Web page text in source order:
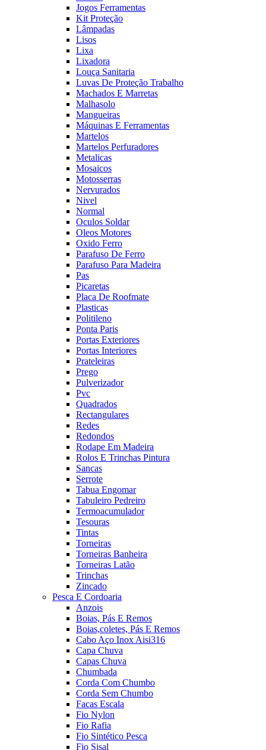
Jogos Ferramentas
Kit Proteção
Lâmpadas
Lisos
Lixa
Lixadora
Louça Sanitaria
Luvas De Proteção Trabalho
Machados E Marretas
Malhasolo
Mangueiras
Máquinas E Ferramentas
Martelos
Martelos Perfuradores
Metalicas
Mosaicos
Motosserras
Nervurados
Nivel
Normal
Oculos Soldar
Oleos Motores
Oxido Ferro
Parafuso De Ferro
Parafuso Para Madeira
Pas
Picaretas
Placa De Roofmate
Plasticas
Politileno
Ponta Paris
Portas Exteriores
Portas Interiores
Prateleiras
Prego
Pulverizador
Pvc
Quadrados
Rectangulares
Redes
Redondos
Rodape Em Madeira
Rolos E Trinchas Pintura
Sancas
Serrote
Tabua Engomar
Tabuleiro Pedreiro
Termoacumulador
Tesouras
Tintas
Torneiras
Torneiras Banheira
Torneiras Latão
Trinchas
Zincado
Pesca E Cordoaria
Anzois
Boias, Pás E Remos
Boias,coletes, Pás E Remos
Cabo Aço Inox Aisi316
Capa Chuva
Capas Chuva
Chumbada
Corda Com Chumbo
Corda Sem Chumbo
Facas Escala
Fio Nylon
Fio Rafia
Fio Sintético Pesca
Fio Sisal